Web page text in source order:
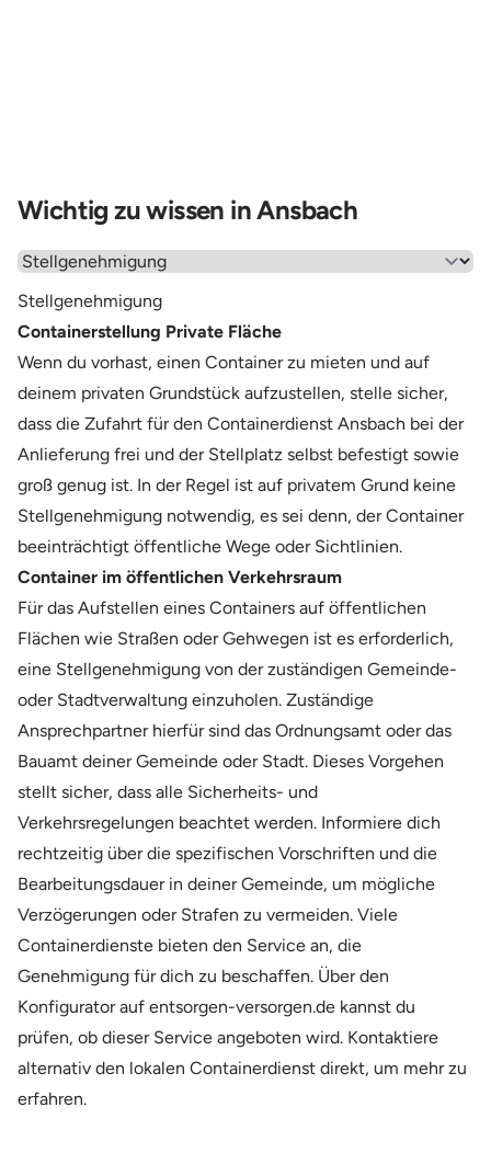
Wichtig zu wissen in Ansbach
Wähle einen Menüpunkt aus
Stellgenehmigung
Containerstellung Private Fläche
Wenn du vorhast, einen Container zu mieten und auf
deinem privaten Grundstück aufzustellen, stelle sicher,
dass die Zufahrt für den Containerdienst Ansbach bei der
Anlieferung frei und der Stellplatz selbst befestigt sowie
groß genug ist. In der Regel ist auf privatem Grund keine
Stellgenehmigung notwendig, es sei denn, der Container
beeinträchtigt öffentliche Wege oder Sichtlinien.
Container im öffentlichen Verkehrsraum
Für das Aufstellen eines Containers auf öffentlichen
Flächen wie Straßen oder Gehwegen ist es erforderlich,
eine Stellgenehmigung von der zuständigen Gemeinde-
oder Stadtverwaltung einzuholen. Zuständige
Ansprechpartner hierfür sind das Ordnungsamt oder das
Bauamt deiner Gemeinde oder Stadt. Dieses Vorgehen
stellt sicher, dass alle Sicherheits- und
Verkehrsregelungen beachtet werden. Informiere dich
rechtzeitig über die spezifischen Vorschriften und die
Bearbeitungsdauer in deiner Gemeinde, um mögliche
Verzögerungen oder Strafen zu vermeiden. Viele
Containerdienste bieten den Service an, die
Genehmigung für dich zu beschaffen. Über den
Konfigurator auf entsorgen-versorgen.de kannst du
prüfen, ob dieser Service angeboten wird. Kontaktiere
alternativ den lokalen Containerdienst direkt, um mehr zu
erfahren.